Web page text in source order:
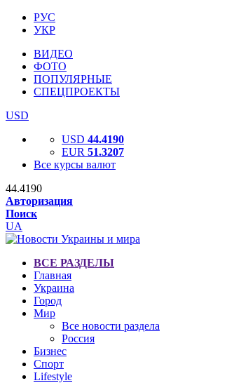
РУС
УКР
ВИДЕО
ФОТО
ПОПУЛЯРНЫЕ
СПЕЦПРОЕКТЫ
USD
USD 44.4190
EUR 51.3207
Все курсы валют
44.4190
Авторизация
Поиск
UA
ВСЕ РАЗДЕЛЫ
Главная
Украина
Город
Мир
Все новости раздела
Россия
Бизнес
Спорт
Lifestyle